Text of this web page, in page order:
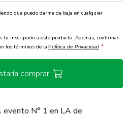
que puedo darme de baja en cualquier
tu inscripción a este producto. Además, confirmas
los términos de la Política de Privacidad *
comprar!
N° 1 en LA de